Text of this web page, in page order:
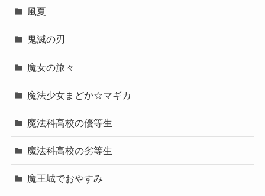
風夏
鬼滅の刃
魔女の旅々
魔法少女まどか☆マギカ
魔法科高校の優等生
魔法科高校の劣等生
魔王城でおやすみ